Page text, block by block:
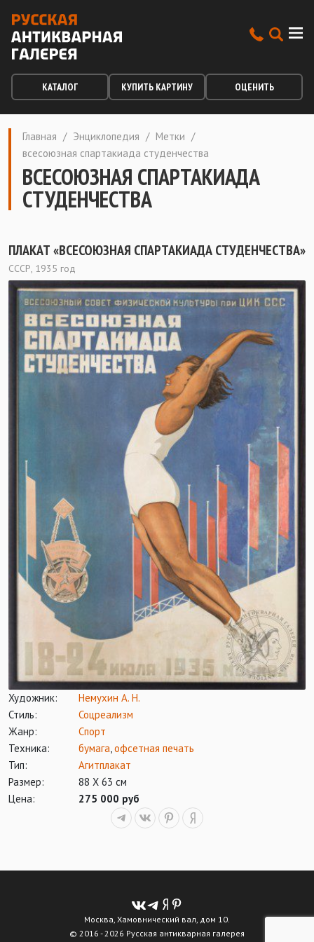
КАТАЛОГ КУПИТЬ КАРТИНУ ОЦЕНИТЬ
Главная / Энциклопедия / Метки /
всесоюзная спартакиада студенчества
ВСЕСОЮЗНАЯ СПАРТАКИАДА
СТУДЕНЧЕСТВА
ПЛАКАТ «ВСЕСОЮЗНАЯ СПАРТАКИАДА СТУДЕНЧЕСТВА»
СССР, 1935 год
Художник:
Немухин А. Н.
Стиль:
Соцреализм
Жанр:
Спорт
Техника:
бумага,офсетная печать
Тип:
Агитплакат
Размер:
88 Х 63 см
Цена:
275 000 руб
Москва, Хамовнический вал, дом 10.
© 2016 - 2026 Русская антикварная галерея